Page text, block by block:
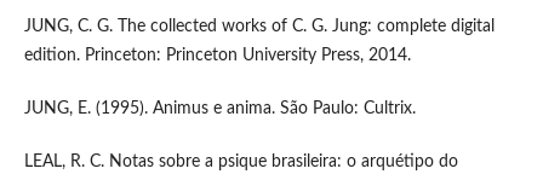
JUNG, C. G. The collected works of C. G. Jung: complete digital
edition. Princeton: Princeton University Press, 2014.
JUNG, E. (1995). Animus e anima. São Paulo: Cultrix.
LEAL, R. C. Notas sobre a psique brasileira: o arquétipo do